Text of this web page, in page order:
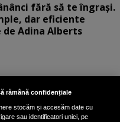
fără să te îngrași.
dar eficiente
Adina Alberts
poate reduce
în cazul a șase tipuri
unui nou raport
rămână confidențiale
stocăm și accesăm date cu
sau identificatori unici, pe